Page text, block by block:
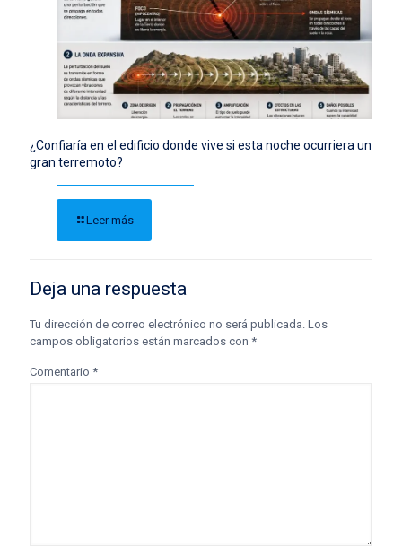
¿Confiaría en el edificio donde vive si esta noche ocurriera un
gran terremoto?
Leer más
Deja una respuesta
Tu dirección de correo electrónico no será publicada. Los
campos obligatorios están marcados con *
Comentario *